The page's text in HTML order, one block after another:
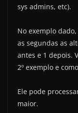
sys admins, etc).
No exemplo
as segundas as
antes e 1 depois.
2º exemplo e
Ele pode
maior.